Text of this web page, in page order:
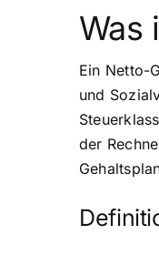
Was
Ein Netto-
und
der